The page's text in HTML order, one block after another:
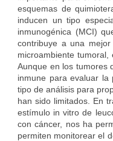
esquemas de
inducen un tipo
inmunogénica (MCI)
contribuye a una
microambiente
Aunque en los tumores
inmune para evaluar la
tipo de análisis para
han sido limitados. En
estímulo in vitro de
con cáncer, nos ha
permiten monitorear el